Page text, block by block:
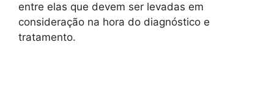
entre elas que devem ser levadas em
consideração na hora do diagnóstico e
tratamento.